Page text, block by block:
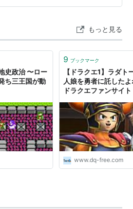
使い、僧侶のパーティーを組んで
認められ「勇者」として評されて
みに歴代主人…
もっと見る
史政治 〜ロー
ち三王国が動
9 ブックマーク
【ドラクエ1】ラダト
人娘を勇者に託した
ドラクエファンサイト
www.dq-free.com